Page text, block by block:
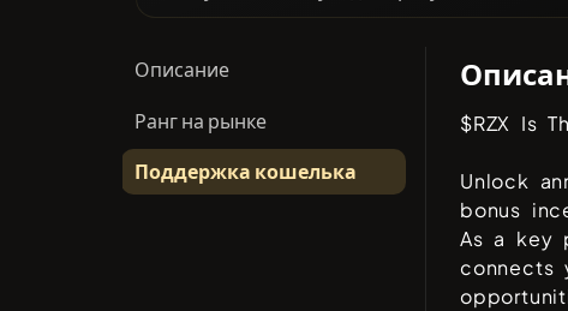
Описание
Ранг на рынке
Поддержка кошелька
$RZX Is
Unlock
bonus
As a key
connects